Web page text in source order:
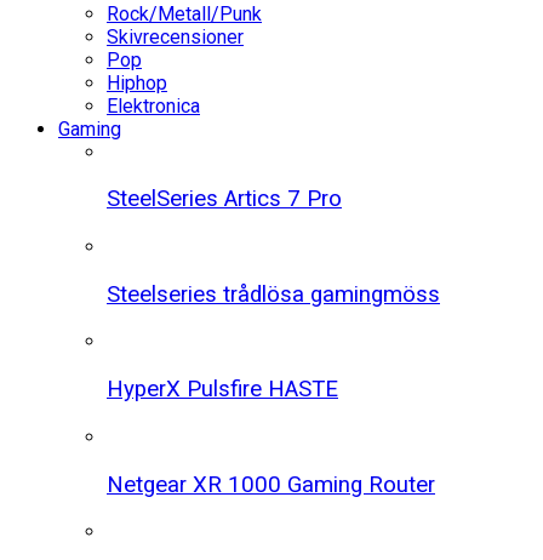
Rock/Metall/Punk
Skivrecensioner
Pop
Hiphop
Elektronica
Gaming
SteelSeries Artics 7 Pro
Steelseries trådlösa gamingmöss
HyperX Pulsfire HASTE
Netgear XR 1000 Gaming Router